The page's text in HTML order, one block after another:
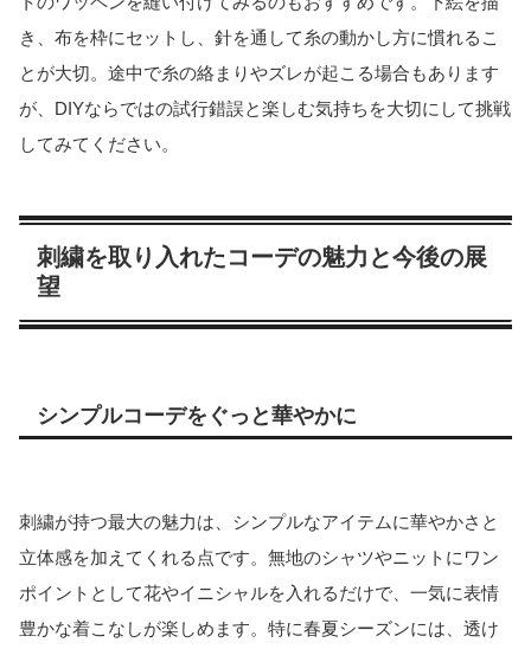
き、布を枠にセットし、針を通して糸の動かし方に慣れるこ
とが大切。途中で糸の絡まりやズレが起こる場合もあります
が、DIYならではの試行錯誤と楽しむ気持ちを大切にして挑戦
してみてください。
刺繍を取り入れたコーデの魅力と今後の展
望
シンプルコーデをぐっと華やかに
刺繍が持つ最大の魅力は、シンプルなアイテムに華やかさと
立体感を加えてくれる点です。無地のシャツやニットにワン
ポイントとして花やイニシャルを入れるだけで、一気に表情
豊かな着こなしが楽しめます。特に春夏シーズンには、透け